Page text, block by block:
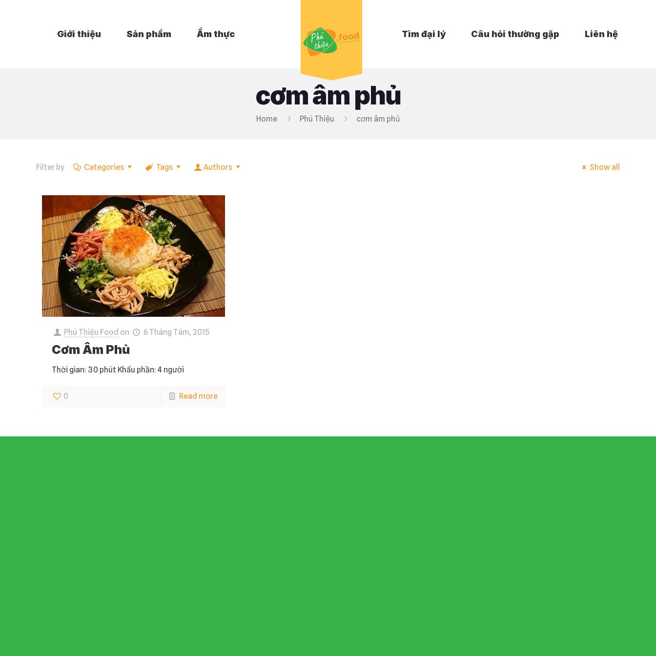
Giới thiệu Sản phẩm Ẩm thực Tìm đại lý Câu hỏi thường gặp Liên hệ
cơm âm phủ
Home Phú Thiệu cơm âm phủ
Filter by Categories Tags Authors Show all
Phú Thiệu Food on 6 Tháng Tám, 2015
Cơm Âm Phủ
Thời gian: 30 phút Khẩu phần: 4 người
0 Read more